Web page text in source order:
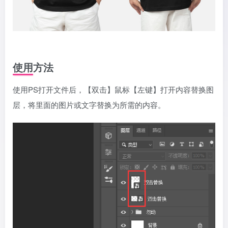
使用方法
使用PS打开文件后，【双击】鼠标【左键】打开内容替换图
层，将里面的图片或文字替换为所需的内容。